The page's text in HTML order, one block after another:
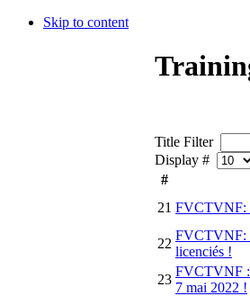
Skip to content
Title Filter
Display #
#
21 FVCTVNF:
22
FVCTVNF:
licenciés !
23
FVCTVNF :
7 mai 2022 !